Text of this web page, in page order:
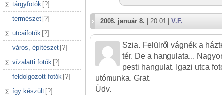
tárgyfotók [?]
természet [?]
utcaifotók [?]
város, építészet [?]
vízalatti fotók [?]
feldolgozott fotók [?]
így készült [?]
2008. január 8. | 20:01 | V.F.
Szia. Felülről vágnék a
tér. De a hangulata...
pesti hangulat. Igazi utca
utómunka. Grat.
Üdv.